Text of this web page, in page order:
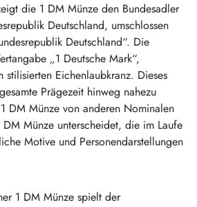
die 1 DM Münze den Bundesadler
Deutschland, umschlossen
Deutschland“. Die
„1 Deutsche Mark“,
stilisierten Eichenlaubkranz. Dieses
Prägezeit hinweg nahezu
DM Münze von anderen Nominalen
Münze unterscheidet, die im Laufe
Motive und Personendarstellungen
1 DM Münze spielt der